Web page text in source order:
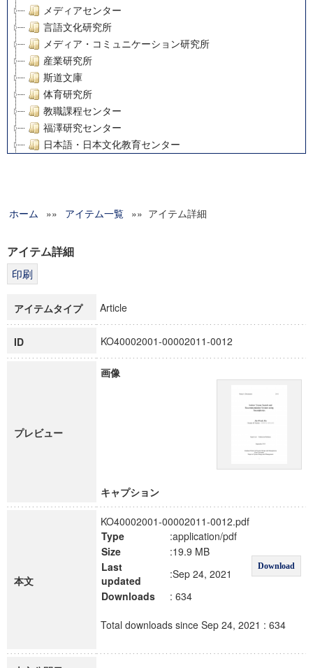
メディアセンター
言語文化研究所
メディア・コミュニケーション研究所
産業研究所
斯道文庫
体育研究所
教職課程センター
福澤研究センター
日本語・日本文化教育センター
グローバルリサーチインスティテュート
科学研究費補助金研究成果報告書
博士課程教育リーディングプログラム「超成熟社会発展のサ
ホーム »» アイテム一覧 »» アイテム詳細
アイテム詳細
アイテムタイプ Article
ID KO40002001-00002011-0012
プレビュー
画像
キャプション
本文
KO40002001-00002011-0012.pdf
Type
:application/pdf
Download
Size
:19.9 MB
Last
updated
:Sep 24, 2021
Downloads
: 634
Total downloads since Sep 24, 2021 : 634